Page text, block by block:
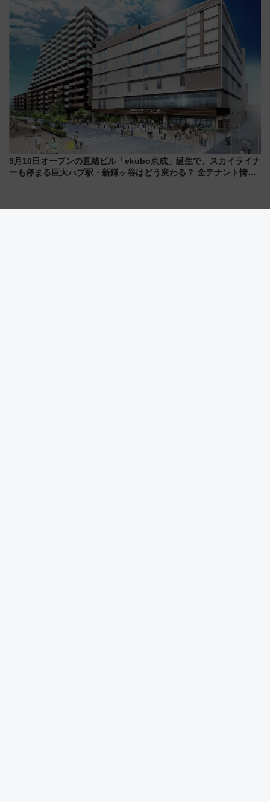
9月10日オープンの直結ビル「ekubo京成」誕生で、スカイライナ
ーも停まる巨大ハブ駅・新鎌ヶ谷はどう変わる？ 全テナント情報